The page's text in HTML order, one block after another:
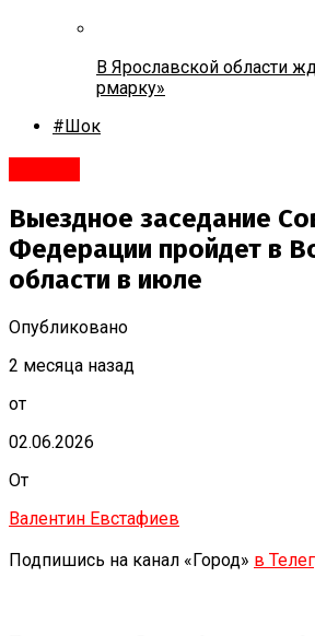
В Ярославской области
рмарку»
#Шок
Выездное заседание
Федерации пройдет в
области в июле
Опубликовано
2 месяца назад
от
02.06.2026
От
Валентин Евстафиев
Подпишись на канал «Город» в